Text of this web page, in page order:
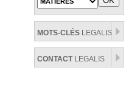
MOTS-CLÉS LEGALIS
CONTACTLEGALIS